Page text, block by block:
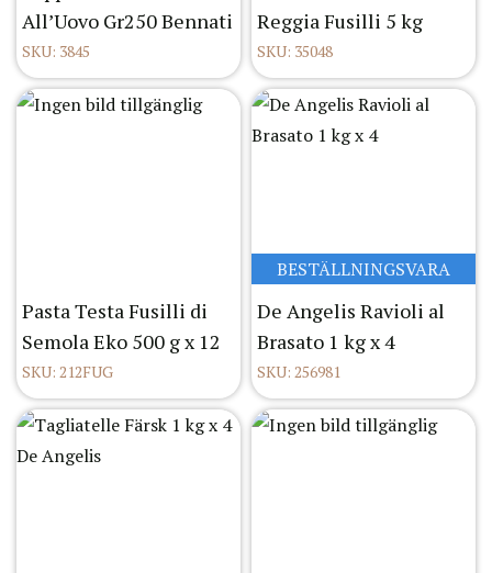
All’Uovo Gr250 Bennati
SKU: 3845
Reggia Fusilli 5 kg
SKU: 35048
Pasta Testa Fusilli di
Semola Eko 500 g x 12
SKU: 212FUG
BESTÄLLNINGSVARA
De Angelis Ravioli al
Brasato 1 kg x 4
SKU: 256981